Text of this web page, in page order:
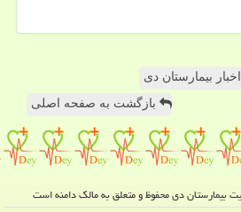
اخبار بیمارستان دی
بازگشت به صفحه اصلی